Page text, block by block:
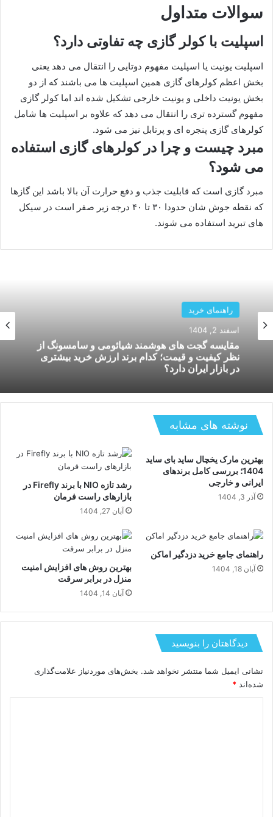
سوالات متداول
اسپلیت با کولر گازی چه تفاوتی دارد؟
اسپلیت یونیت یا اسپلیت مفهوم دوتایی را انتقال می دهد یعنی
بخش اعظم کولرهای گازی همین اسپلیت ها می باشند که از دو
بخش یونیت داخلی و یونیت خارجی تشکیل شده اند اما کولر گازی
مفهوم گسترده تری را انتقال می دهد که علاوه بر اسپلیت ها شامل
کولرهای گازی پنجره ای و پرتابل نیز می شود.
مبرد چیست و چرا در کولرهای گازی استفاده
می شود؟
مبرد گازی است که قابلیت جذب و دفع حرارت آن بالا باشد این گازها
که نقطه جوش شان حدودا ۳۰ تا ۴۰ درجه زیر صفر است در سیکل
های تبرید استفاده می شوند.
راهنمای خرید
اسفند 2, 1404
مقایسه گجت های هوشمند شیائومی و سامسونگ از
در بازار ایران دارد؟
راهنمای خرید
بهمن 26, 1404
بررسی دستگاه های هوشمند کنترل لوازم خانگی؛
کدام سیستم برای خانه های ایرانی بهتر کار میکند و
چگونه استفاده میشود؟
نوشته های مشابه
بهترین مارک یخچال ساید بای ساید
1404؛ بررسی کامل برندهای
ایرانی و خارجی
آذر 3, 1404
رشد تازه NIO با برند Firefly در
بازارهای راست فرمان
آبان 27, 1404
راهنمای جامع خرید دزدگیر اماکن
آبان 18, 1404
بهترین روش های افزایش امنیت
منزل در برابر سرقت
آبان 14, 1404
دیدگاهتان را بنویسید
نشانی ایمیل شما منتشر نخواهد شد. بخش‌های موردنیاز علامت‌گذاری
شده‌اند *